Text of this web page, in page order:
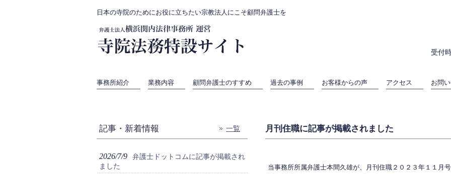
日本の寺院のためにお役に立ちたい宗教法人にこそ顧問弁護士を
受付
事務所紹介 業務内容 顧問弁護士のすすめ 過去の事例 お客様からの声 アクセス お問
月刊住職に記事が掲載されました
当事務所所属弁護士本間久雄が、月刊住職２０２３年１１月
記事・新着情報 一覧
2026/7/9
弁護士ドットコムに記事が掲載され
ました